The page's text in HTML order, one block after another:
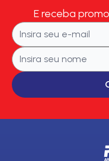
E receba